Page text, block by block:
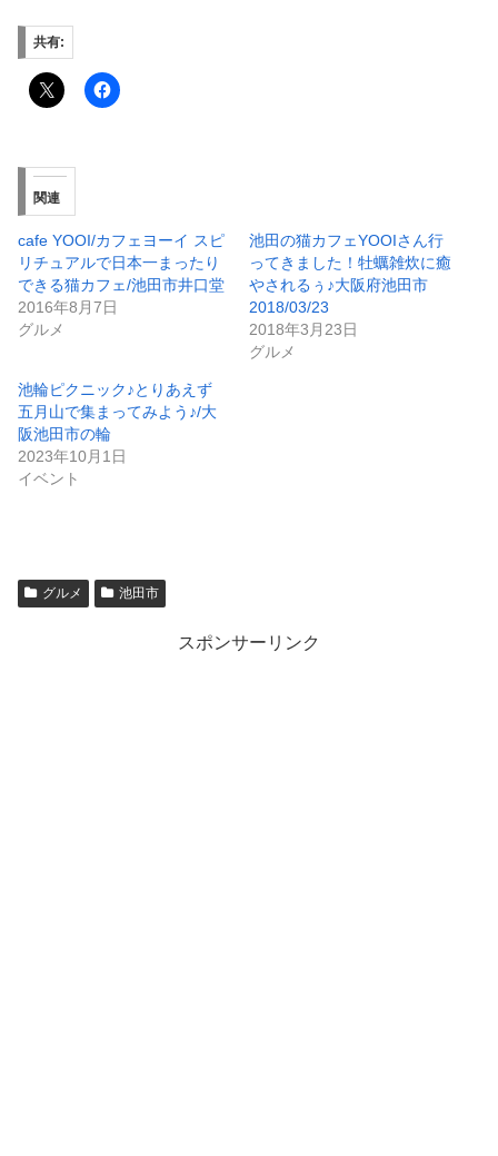
共有:
関連
cafe YOOI/カフェヨーイ スピ
リチュアルで日本一まったり
できる猫カフェ/池田市井口堂
2016年8月7日
グルメ
池田の猫カフェYOOIさん行
ってきました！牡蠣雑炊に癒
やされるぅ♪大阪府池田市
2018/03/23
2018年3月23日
グルメ
池輪ピクニック♪とりあえず
五月山で集まってみよう♪/大
阪池田市の輪
2023年10月1日
イベント
グルメ 池田市
スポンサーリンク